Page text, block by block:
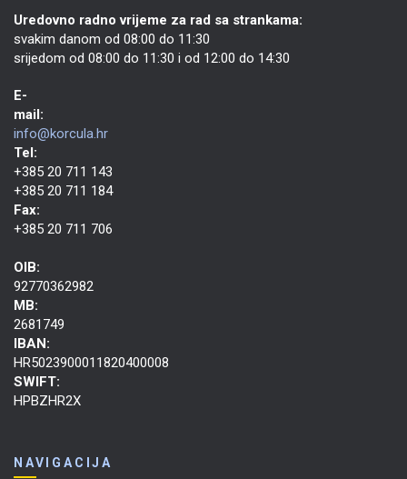
Uredovno radno vrijeme za rad sa strankama:
svakim danom od 08:00 do 11:30
srijedom od 08:00 do 11:30 i od 12:00 do 14:30
E-
mail:
info@korcula.hr
Tel:
+385 20 711 143
+385 20 711 184
Fax:
+385 20 711 706
OIB:
92770362982
MB:
2681749
IBAN:
HR5023900011820400008
SWIFT:
HPBZHR2X
NAVIGACIJA